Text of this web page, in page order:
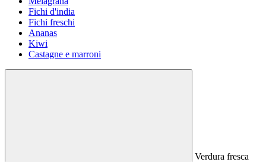
Fichi d'india
Fichi freschi
Ananas
Kiwi
Castagne e marroni
Verdura fresca